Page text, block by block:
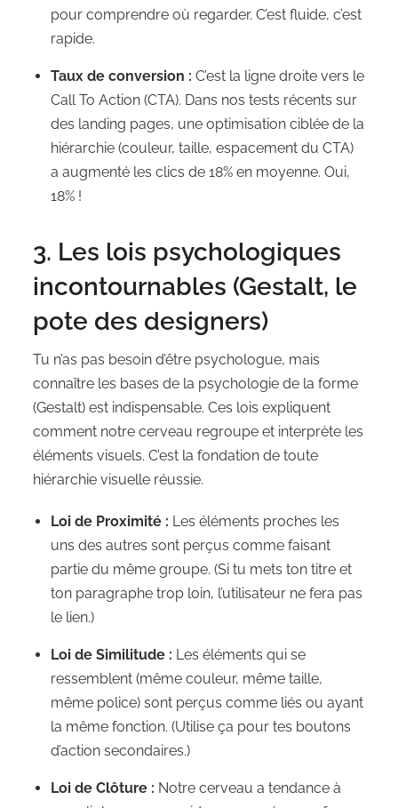
pour comprendre où regarder. C’est fluide, c’est
rapide.
Taux de conversion : C’est la ligne droite vers le
Call To Action (CTA). Dans nos tests récents sur
des landing pages, une optimisation ciblée de la
hiérarchie (couleur, taille, espacement du CTA)
a augmenté les clics de 18% en moyenne. Oui,
18% !
3. Les lois psychologiques
incontournables (Gestalt, le
pote des designers)
Tu n’as pas besoin d’être psychologue, mais
connaître les bases de la psychologie de la forme
(Gestalt) est indispensable. Ces lois expliquent
comment notre cerveau regroupe et interprète les
éléments visuels. C’est la fondation de toute
hiérarchie visuelle réussie.
Loi de Proximité : Les éléments proches les
uns des autres sont perçus comme faisant
partie du même groupe. (Si tu mets ton titre et
ton paragraphe trop loin, l’utilisateur ne fera pas
le lien.)
Loi de Similitude : Les éléments qui se
ressemblent (même couleur, même taille,
même police) sont perçus comme liés ou ayant
la même fonction. (Utilise ça pour tes boutons
d’action secondaires.)
Loi de Clôture : Notre cerveau a tendance à